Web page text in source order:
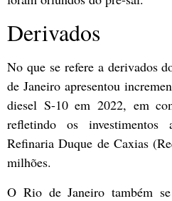
Derivados
No que se refere a derivados
de Janeiro apresentou
diesel S-10 em 2022, em
refletindo os investimentos
Refinaria Duque de Caxias
milhões.
O Rio de Janeiro também